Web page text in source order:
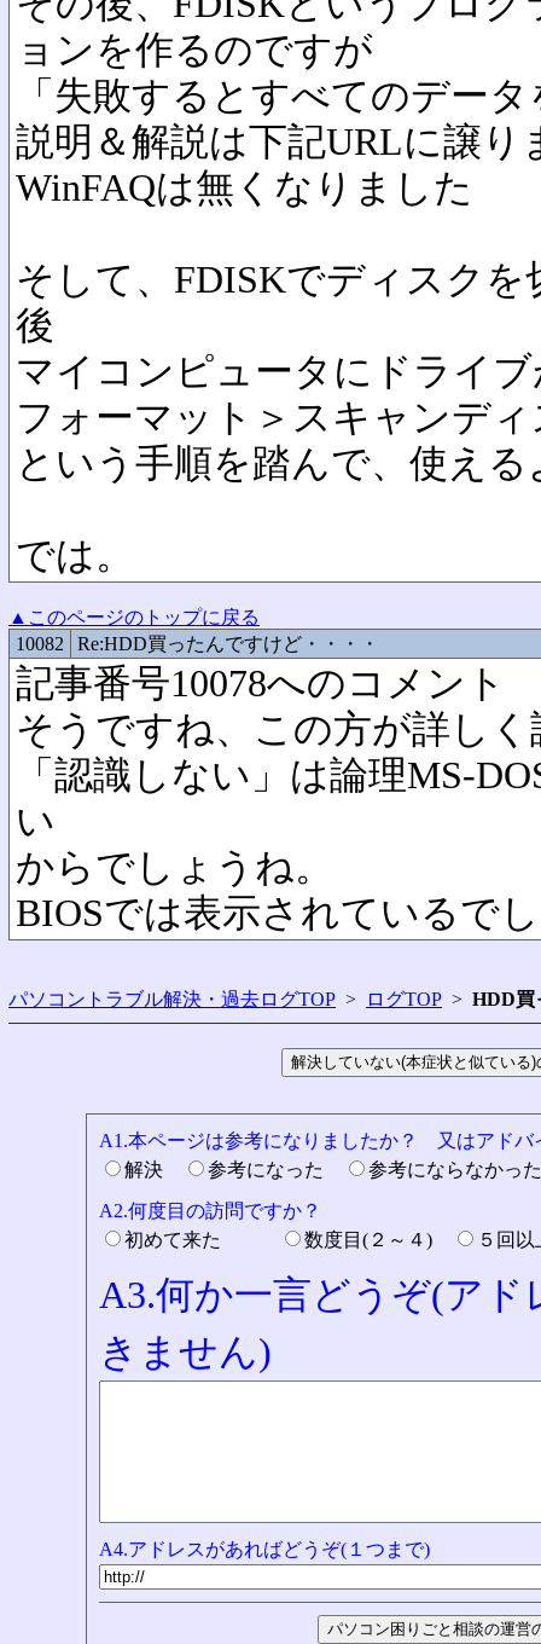
ョンを作るのですが
「失敗するとすべてのデー
説明＆解説は下記URLに譲り
WinFAQは無くなりました
そして、FDISKでディスク
後
マイコンピュータにドライ
フォーマット＞スキャンデ
という手順を踏んで、使え
では。
▲このページのトップに戻る
10082
Re:HDD買ったんですけど・・・・
記事番号10078へのコメント
そうですね、この方が詳し
「認識しない」は論理MS-
い
からでしょうね。
BIOSでは表示されているで
パソコントラブル解決・過去ログTOP > ログTOP > HDD買
A1.本ページは参考になりましたか？ 又はアドバ
解決
参考になった
参考にならなか
A2.何度目の訪問ですか？
初めて来た
数度目(２～４) ５回
A3.何か一言どうぞ(ア
きません)
A4.アドレスがあればどうぞ(１つまで)